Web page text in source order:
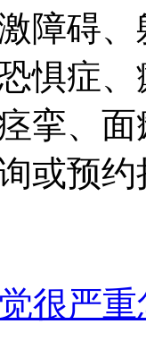
障碍
惧症
挛、
或预
很严重